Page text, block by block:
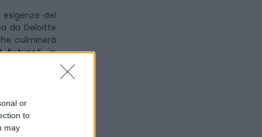
or
to
may
del
da Deloitte
culminerà
futuro”, in
ricercatori
offre
le